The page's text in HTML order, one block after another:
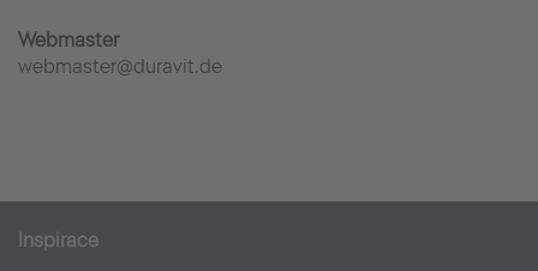
Webmaster
webmaster@duravit.de
Inspirace